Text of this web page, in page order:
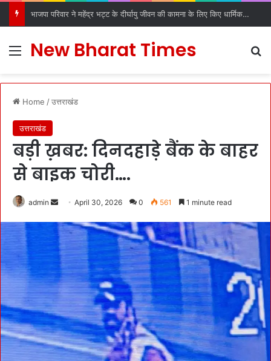
डीएल रोड रविदास मंदिर में स्थापित हुआ पावन कलश, देहरादून में श्रद्धा और उत्साह के साथ हुआ स्वागत
Menu
New Bharat Times
Home /उत्तराखंड
उत्तराखंड
बड़ी ख़बर: दिनदहाड़े बैंक के बाहर
से बाइक चोरी….
admin
n
d
a
n
e
m
a
i
l
April 30, 2026 0 561 1 minute read